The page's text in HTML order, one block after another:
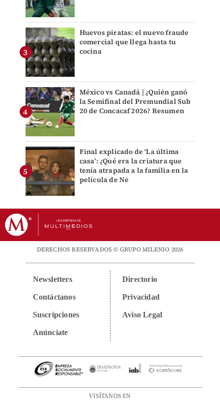
Huevos piratas: el nuevo fraude
comercial que llega hasta tu
cocina
México vs Canadá | ¿Quién ganó
la Semifinal del Premundial Sub
20 de Concacaf 2026? Resumen
Final explicado de ‘La última
casa’: ¿Qué era la criatura que
tenía atrapada a la familia en la
película de Ne
DERECHOS RESERVADOS © GRUPO MILENIO 2026
Newsletters
Contáctanos
Suscripciones
Anúnciate
Directorio
Privacidad
Aviso Legal
VISÍTANOS EN